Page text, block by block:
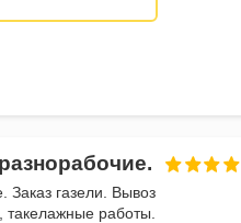
Заказ газели. Вывоз
работы.